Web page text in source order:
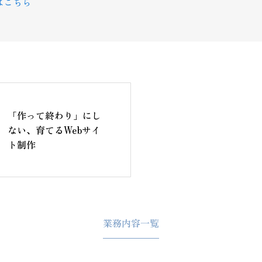
「作って終わり」にし
ない、育てるWebサイ
ト制作
業務内容一覧
お知らせ